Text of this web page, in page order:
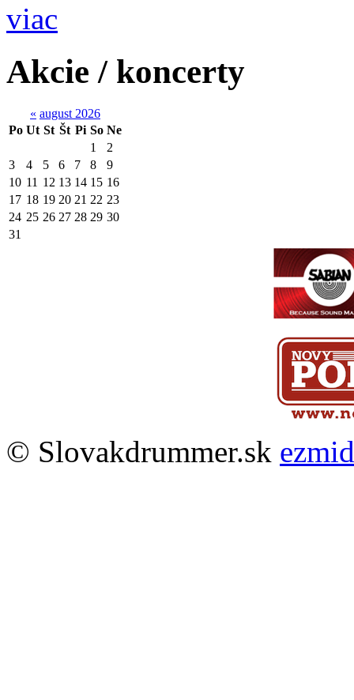
viac
Akcie / koncerty
« august 2026
Po Ut St Št Pi So Ne
1
2
3
4 5 6 7 8
9
10 11 12 13 14 15 16
17 18 19 20 21 22 23
24 25 26 27 28 29 30
31
© Slovakdrummer.sk